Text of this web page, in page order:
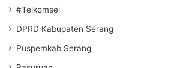
#Telkomsel
DPRD Kabupaten Serang
Puspemkab Serang